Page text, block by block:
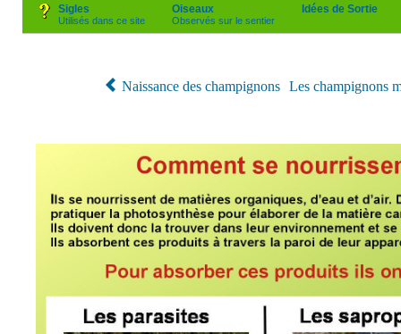
Sigles
Utilisés dans ce site
Oiseaux
Observés sur le sentier
Idées de Sortie
Naissance des champignons Les champignons